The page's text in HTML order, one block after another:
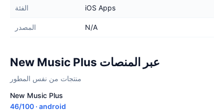
الفئة iOS Apps
المصدر N/A
New Music Plus عبر المنصات
منتجات من نفس المطور
New Music Plus
46/100 · android